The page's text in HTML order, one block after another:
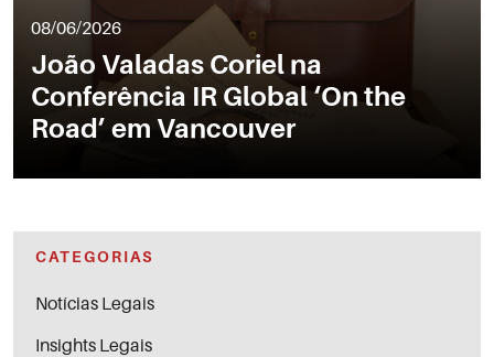
08/06/2026
João Valadas Coriel na
Conferência IR Global ‘On the
Road’ em Vancouver
CATEGORIAS
Notícias Legais
Insights Legais